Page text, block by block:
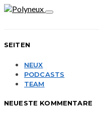
SEITEN
NEUX
PODCASTS
TEAM
NEUESTE KOMMENTARE